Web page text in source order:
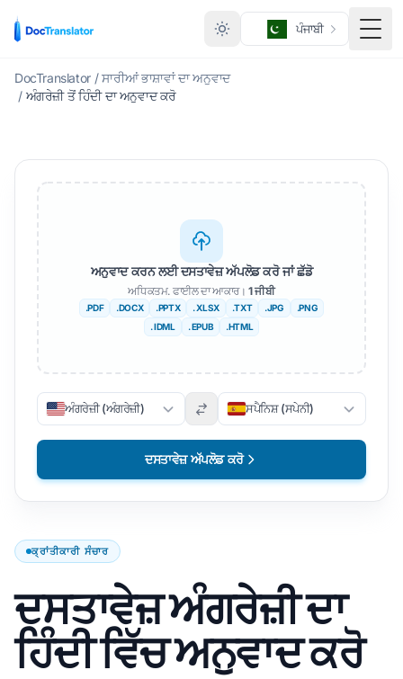
ਪੰਜਾਬੀ
ਮੀਨੂ
DocTranslator / ਸਾਰੀਆਂ ਭਾਸ਼ਾਵਾਂ ਦਾ ਅਨੁਵਾਦ
/ ਅੰਗਰੇਜ਼ੀ ਤੋਂ ਹਿੰਦੀ ਦਾ ਅਨੁਵਾਦ ਕਰੋ
ਕ੍ਰਾਂਤੀਕਾਰੀ ਸੰਚਾਰ
ਦਸਤਾਵੇਜ਼ ਅੰਗਰੇਜ਼ੀ ਦਾ
ਹਿੰਦੀ ਵਿੱਚ ਅਨੁਵਾਦ ਕਰੋ
ਅਨੁਵਾਦ ਕਰਨ ਲਈ ਦਸਤਾਵੇਜ਼ ਅੱਪਲੋਡ ਕਰੋ ਜਾਂ ਛੱਡੋ
ਅਧਿਕਤਮ. ਫਾਈਲ ਦਾ ਆਕਾਰ।1 ਜੀਬੀ
.PDF .DOCX .PPTX . XLSX .TXT .JPG
.PNG
. IDML
. EPUB .HTML
ਅੰਗਰੇਜ਼ੀ (ਅੰਗਰੇਜ਼ੀ) ਸਪੈਨਿਸ਼ (ਸਪੇਨੀ)
ਦਸਤਾਵੇਜ਼ ਅੱਪਲੋਡ ਕਰੋ